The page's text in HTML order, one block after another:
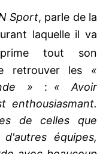
Sport, parle de la
laquelle il va
tout son
retrouver les «
» : « Avoir
enthousiasmant.
de celles que
équipes,